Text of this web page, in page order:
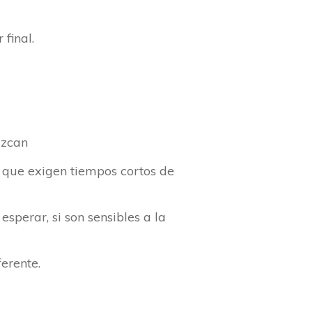
final.
exigen tiempos cortos de
si son sensibles a la